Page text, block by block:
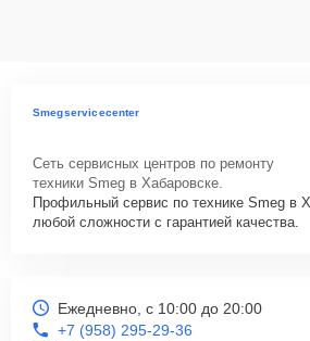
Для запуска процесса ремонта варочной
проконсультируют по всем необходимым
диагностику, подскажут с вариантами
оформят выезд мастера в удобное время и
Smegservicecenter
Сеть сервисных центров по ремонту
техники Smeg в Хабаровске.
Профильный сервис по технике Smeg в
любой сложности с гарантией качества.
Ежедневно, с 10:00 до 20:00
+7 (958) 295-29-36